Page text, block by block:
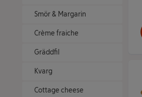
Smör & Margarin
Crème fraiche
Gräddfil
Kvarg
Cottage cheese